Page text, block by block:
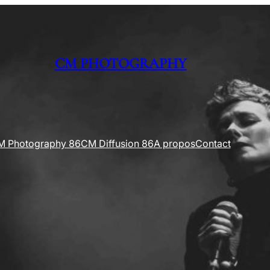
CM PHOTOGRAPHY
Photography 86CM Diffusion 86A proposContact